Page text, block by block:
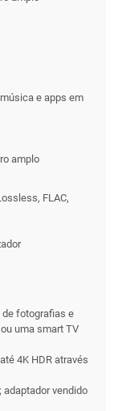
e apps em
amplo
FLAC,
de foto­grafias e
uma smart TV
4K HDR através
adaptador vendido